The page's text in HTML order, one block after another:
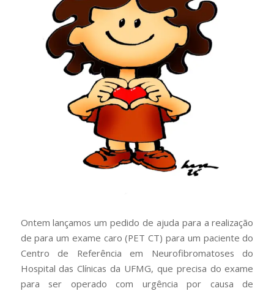
Ontem lançamos um pedido de ajuda para a realização
de para um exame caro (PET CT) para um paciente do
Centro de Referência em Neurofibromatoses do
Hospital das Clínicas da UFMG, que precisa do exame
para ser operado com urgência por causa de